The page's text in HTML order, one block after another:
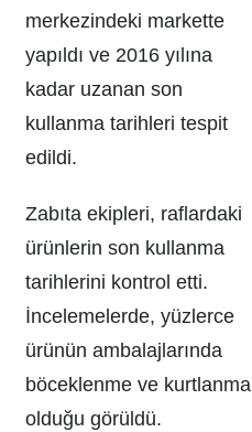
merkezindeki markette
yapıldı ve 2016 yılına
kadar uzanan son
kullanma tarihleri tespit
edildi.
Zabıta ekipleri, raflardaki
ürünlerin son kullanma
tarihlerini kontrol etti.
İncelemelerde, yüzlerce
ürünün ambalajlarında
böceklenme ve kurtlanma
olduğu görüldü.